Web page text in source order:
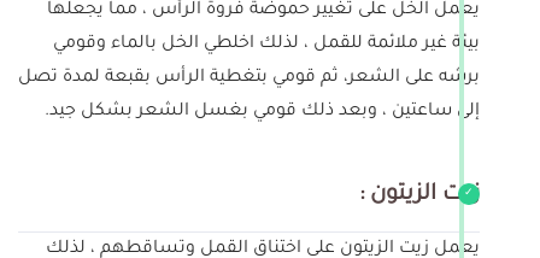
يعمل الخل على تغيير حموضة فروة الرأس ، مما يجعلها
بيئة غير ملائمة للقمل ، لذلك اخلطي الخل بالماء وقومي
برشه على الشعر، ثم قومي بتغطية الرأس بقبعة لمدة تصل
إلى ساعتين ، وبعد ذلك قومي بغسل الشعر بشكل جيد.
زيت الزيتون :
يعمل زيت الزيتون على اختناق القمل وتساقطهم ، لذلك